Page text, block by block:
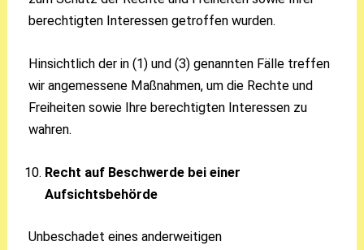
berechtigten Interessen getroffen wurden.
Hinsichtlich der in (1) und (3) genannten Fälle treffen
wir angemessene Maßnahmen, um die Rechte und
Freiheiten sowie Ihre berechtigten Interessen zu
wahren.
Recht auf Beschwerde bei einer
Aufsichtsbehörde
Unbeschadet eines anderweitigen